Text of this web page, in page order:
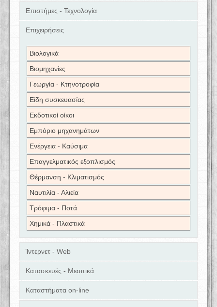
Επιστήμες - Τεχνολογία
Επιχειρήσεις
Βιολογικά
Βιομηχανίες
Γεωργία - Κτηνοτροφία
Είδη συσκευασίας
Εκδοτικοί οίκοι
Εμπόριο μηχανημάτων
Ενέργεια - Καύσιμα
Επαγγελματικός εξοπλισμός
Θέρμανση - Κλιματισμός
Ναυτιλία - Αλιεία
Τρόφιμα - Ποτά
Χημικά - Πλαστικά
Ίντερνετ - Web
Κατασκευές - Μεσιτικά
Καταστήματα on-line